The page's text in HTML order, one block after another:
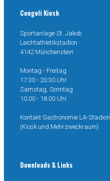
Congeli Kiosk
Sportanlage St. Jakob
Leichtathletikstadion
4142 Münchenstein
Montag - Freitag
17:30 - 20:30 Uhr
Samstag, Sonntag
10:00 - 18:00 Uhr
Kontakt Gastronomie LA-Stadion
(Kiosk und Mehrzweckraum)
Downloads & Links